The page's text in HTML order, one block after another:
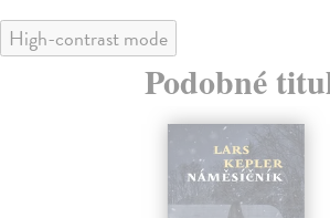
High-contrast mode
Podobné